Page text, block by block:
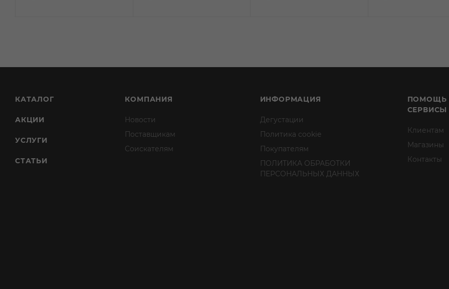
КАТАЛОГ
АКЦИИ
УСЛУГИ
СТАТЬИ
КОМПАНИЯ
Новости
Поставщикам
Соискателям
ИНФОРМАЦИЯ
Дегустации
Политика cookie
Покупателям
ПОЛИТИКА ОБРАБОТКИ
ПЕРСОНАЛЬНЫХ ДАННЫХ
ПОМОЩЬ
СЕРВИСЫ
Клиентам
Магазины
Контакты